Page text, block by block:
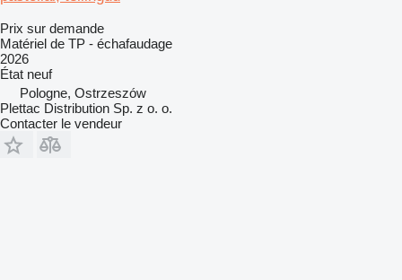
Prix sur demande
Matériel de TP - échafaudage
2026
État neuf
Pologne, Ostrzeszów
Plettac Distribution Sp. z o. o.
Contacter le vendeur